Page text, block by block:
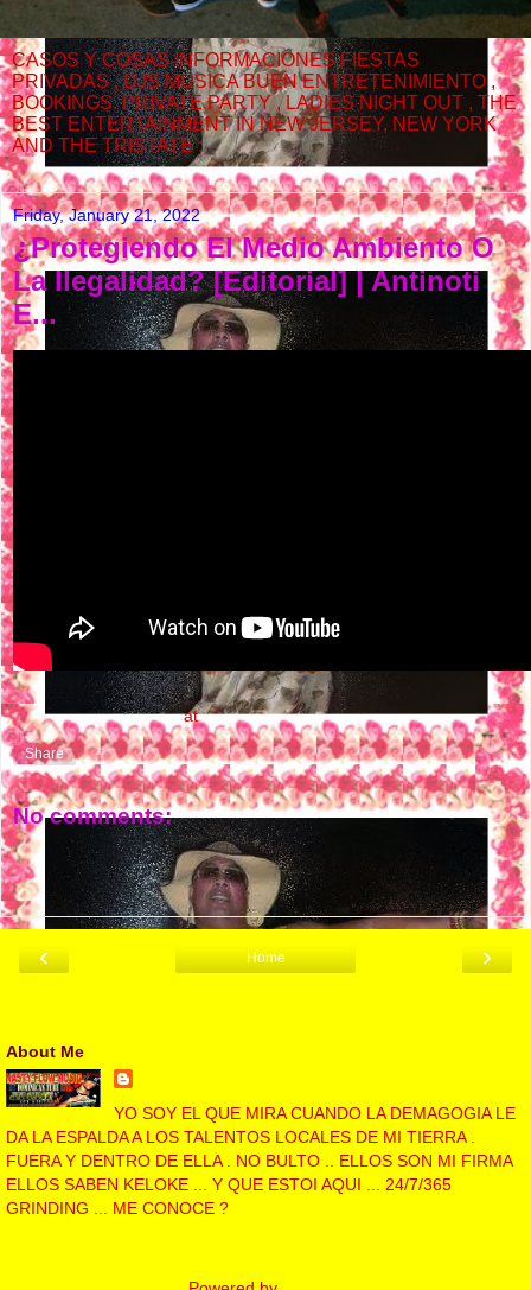
CASOS Y COSAS INFORMACIONES FIESTAS
PRIVADAS , DJS MUSICA BUEN ENTRETENIMIENTO ,
BOOKINGS. PRIVATE PARTY , LADIES NIGHT OUT , THE
BEST ENTERTAINMENT IN NEW JERSEY, NEW YORK
AND THE TRISTATE ;
Friday, January 21, 2022
¿Protegiendo El Medio Ambiento O
La Ilegalidad? [Editorial] | Antinoti
E...
NASTY FLOW MUSIC at9:32 AM
Share
No comments:
Post a Comment
‹ ›
Home
About Me
YO SOY EL QUE MIRA CUANDO LA DEMAGOGIA LE
DA LA ESPALDA A LOS TALENTOS LOCALES DE MI TIERRA .
FUERA Y DENTRO DE ELLA . NO BULTO .. ELLOS SON MI FIRMA
ELLOS SABEN KELOKE ... Y QUE ESTOI AQUI ... 24/7/365
GRINDING ... ME CONOCE ?